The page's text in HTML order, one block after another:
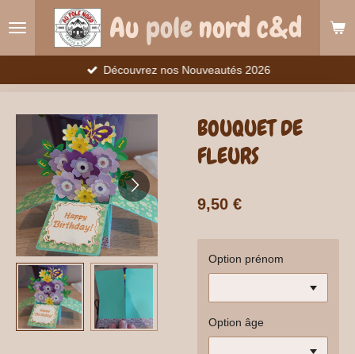
au
Au polenord c&d
Découvrez nos Nouveautés 2026
BOUQUET DE
FLEURS
9,50 €
Option prénom
Option âge